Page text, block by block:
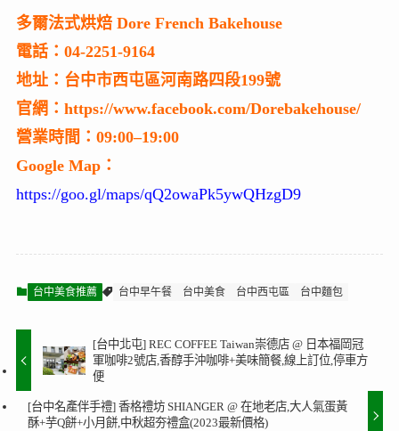
多爾法式烘焙 Dore French Bakehouse
電話：04-2251-9164
地址：台中市西屯區河南路四段199號
官網：https://www.facebook.com/Dorebakehouse/
營業時間：09:00–19:00
Google Map：
https://goo.gl/maps/qQ2owaPk5ywQHzgD9
台中美食推薦 台中早午餐 台中美食 台中西屯區 台中麵包
[台中北屯] REC COFFEE Taiwan崇德店 @ 日本福岡冠
軍咖啡2號店,香醇手沖咖啡+美味簡餐,線上訂位,停車方
便
[台中名產伴手禮] 香格禮坊 SHIANGER @ 在地老店,大人氣蛋黃
酥+芋Q餅+小月餅,中秋超夯禮盒(2023最新價格)